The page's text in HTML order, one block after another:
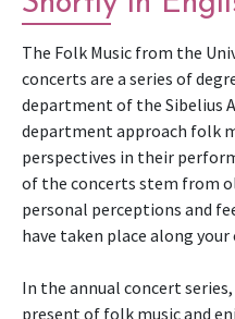
The Folk Music from the
concerts are a series of
department of the Sibelius
department approach folk
perspectives in their
of the concerts stem from
personal perceptions and
have taken place along your
In the annual concert
present of folk music and